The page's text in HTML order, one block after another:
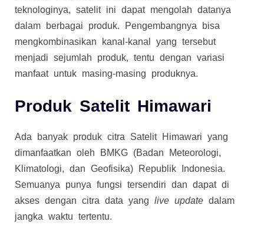
teknologinya, satelit ini dapat mengolah datanya
dalam berbagai produk. Pengembangnya bisa
mengkombinasikan kanal-kanal yang tersebut
menjadi sejumlah produk, tentu dengan variasi
manfaat untuk masing-masing produknya.
Produk Satelit Himawari
Ada banyak produk citra Satelit Himawari yang
dimanfaatkan oleh BMKG (Badan Meteorologi,
Klimatologi, dan Geofisika) Republik Indonesia.
Semuanya punya fungsi tersendiri dan dapat di
akses dengan citra data yang live update dalam
jangka waktu tertentu.